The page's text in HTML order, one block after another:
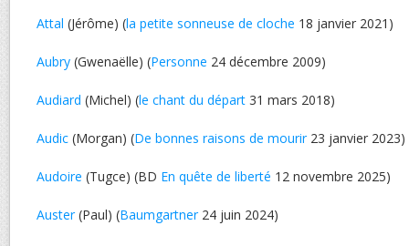
Attal (Jérôme) (la petite sonneuse de cloche 18 janvier 2021)
Aubry (Gwenaëlle) (Personne 24 décembre 2009)
Audiard (Michel) (le chant du départ 31 mars 2018)
Audic (Morgan) (De bonnes raisons de mourir23 janvier 2023)
Audoire (Tugce) (BD En quête de liberté 12 novembre 2025)
Auster(Paul) (Baumgartner24 juin 2024)